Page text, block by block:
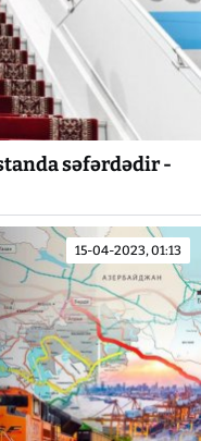
səfərdədir -
15-04-2023, 01:13